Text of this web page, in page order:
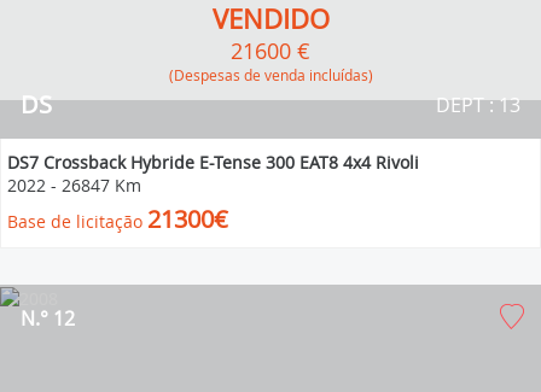
DS DEPT : 13
VENDIDO
21600 €
(Despesas de venda incluídas)
DS7 Crossback Hybride E-Tense 300 EAT8 4x4 Rivoli
2022 - 26847 Km
Base de licitação 21300€
N.° 12